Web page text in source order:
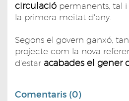
circulació permanents, tal
la primera meitat d'any.
Segons el govern ganxó,
projecte com la nova
d'estar acabades el gener
Comentaris (0)